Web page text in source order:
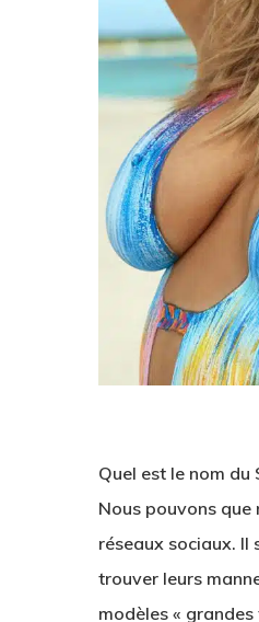
Quel est le nom du
Nous pouvons que
réseaux sociaux. Il
trouver leurs
modèles «